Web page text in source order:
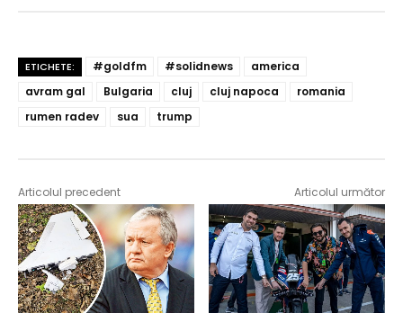
ETICHETE: #goldfm #solidnews
america
avram gal
Bulgaria cluj cluj napoca
romania
rumen radev
sua trump
Articolul precedent Articolul următor